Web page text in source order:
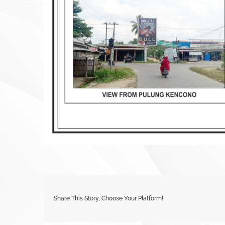
Share This Story, Choose Your Platform!